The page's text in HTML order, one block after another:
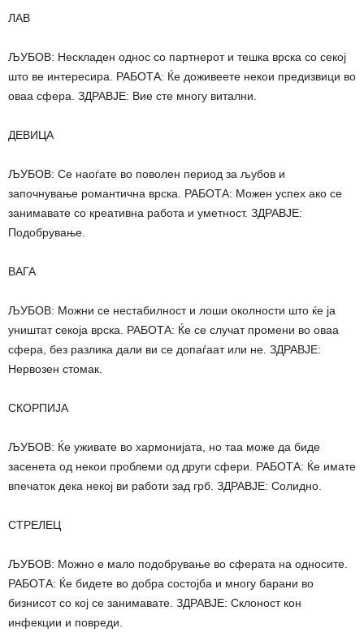
ЛАВ
ЉУБОВ: Нескладен однос со партнерот и тешка врска со секој
што ве интересира. РАБОТА: Ќе доживеете некои предизвици во
оваа сфера. ЗДРАВЈЕ: Вие сте многу витални.
ДЕВИЦА
ЉУБОВ: Се наоѓате во поволен период за љубов и
започнување романтична врска. РАБОТА: Можен успех ако се
занимавате со креативна работа и уметност. ЗДРАВЈЕ:
Подобрување.
ВАГА
ЉУБОВ: Можни се нестабилност и лоши околности што ќе ја
уништат секоја врска. РАБОТА: Ќе се случат промени во оваа
сфера, без разлика дали ви се допаѓаат или не. ЗДРАВЈЕ:
Нервозен стомак.
СКОРПИЈА
ЉУБОВ: Ќе уживате во хармонијата, но таа може да биде
засенета од некои проблеми од други сфери. РАБОТА: Ќе имате
впечаток дека некој ви работи зад грб. ЗДРАВЈЕ: Солидно.
СТРЕЛЕЦ
ЉУБОВ: Можно е мало подобрување во сферата на односите.
РАБОТА: Ќе бидете во добра состојба и многу барани во
бизнисот со кој се занимавате. ЗДРАВЈЕ: Склоност кон
инфекции и повреди.